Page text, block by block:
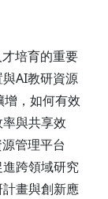
培育的重要
AI教研資源
，如何有效
與共享效
管理平台
跨領域研究
畫與創新應